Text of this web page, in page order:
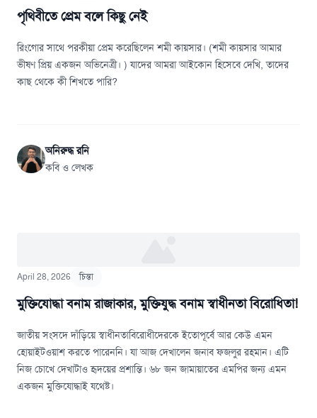
পৃথিবীতে প্রেম বলে কিছু নেই
রিংগোর সাথে পরকীয়া প্রেম করেছিলেন শমী কায়সার। (শমী কায়সার আমার
ভীষণ প্রিয় একজন অভিনেত্রী। ) যাদের আমরা আইকোন হিসেবে দেখি, তাদের
কাছ থেকে কী শিখতে পারি?
অনিরুদ্ধ রনি
কবি ও লেখক
April 28, 2026 চিন্তা
মুক্তিযোদ্ধা বনাম রাজাকার, মুক্তিযুদ্ধ বনাম স্বাধীনতা বিরোধিতা!
জাতীয় সংসদে দাঁড়িয়ে স্বাধীনতাবিরোধীদেরকে ইতোপূর্বে আর কেউ এমন
হোয়াইটওয়াশ করতে পারেননি। যা আজ দেখালেন জনাব ফজলুর রহমান। এটি
নিজ চোখে দেখাটাও হৃদয়ের প্রশান্তি। ৬৮ জন জামায়াতের এমপির জন্য এমন
একজন মুক্তিযোদ্ধাই যথেষ্ট।